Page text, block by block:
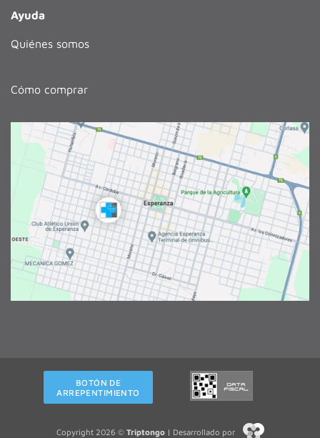
Ayuda
Quiénes somos
Cómo comprar
BOTÓN DE
ARREPENTIMIENTO
Copyright 2026 © Triptongo| Desarrollado por